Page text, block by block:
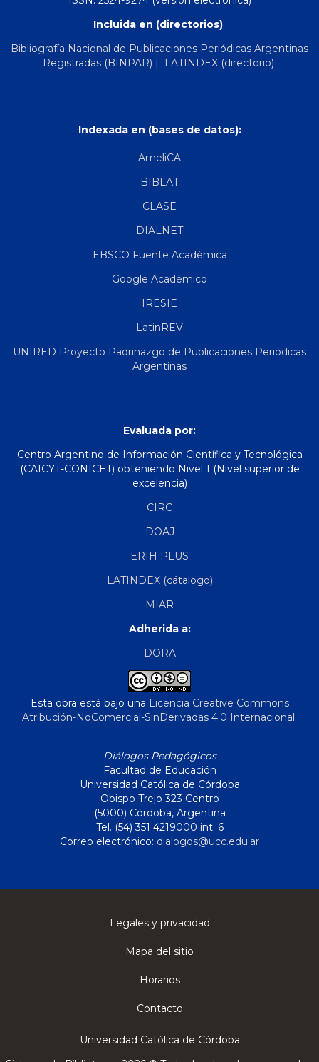
Incluida en (directorios)
Bibliografía Nacional de Publicaciones Periódicas Argentinas
Registradas (BINPAR) | LATINDEX (directorio)
Indexada en (bases de datos):
AmeliCA
BIBLAT
CLASE
DIALNET
EBSCO Fuente Académica
Google Académico
IRESIE
LatinREV
UNIRED Proyecto Padrinazgo de Publicaciones Periódicas
Argentinas
Evaluada por:
Centro Argentino de Información Científica y Tecnológica
(CAICYT-CONICET) obteniendo Nivel 1 (Nivel superior de
excelencia)
CIRC
DOAJ
ERIH PLUS
LATINDEX (cátalogo)
MIAR
Adherida a:
DORA
Esta obra está bajo una Licencia Creative Commons
Atribución-NoComercial-SinDerivadas 4.0 Internacional.
Diálogos Pedagógicos
Facultad de Educación
Universidad Católica de Córdoba
Obispo Trejo 323 Centro
(5000) Córdoba, Argentina
Tel. (54) 351 4219000 int. 6
Correo electrónico: dialogos@ucc.edu.ar
Legales y privacidad
Mapa del sitio
Horarios
Contacto
Universidad Católica de Córdoba